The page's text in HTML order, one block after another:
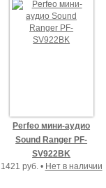
Perfeo мини-аудио
Sound Ranger PF-
SV922BK
1421 руб. • Нет в наличии